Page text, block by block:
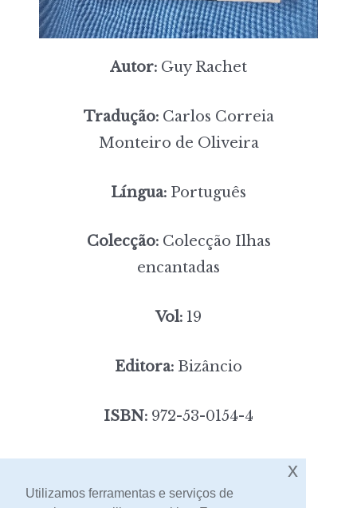
Autor: Guy Rachet
Tradução:Carlos Correia
Monteiro de Oliveira
Língua: Português
Colecção:Colecção Ilhas
encantadas
Vol: 19
Editora: Bizâncio
ISBN: 972-53-0154-4
[portes incluídos]
Utilizamos ferramentas e serviços de
x